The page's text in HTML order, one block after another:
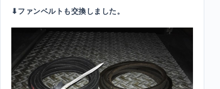
⬇︎ファンベルトも交換しました。